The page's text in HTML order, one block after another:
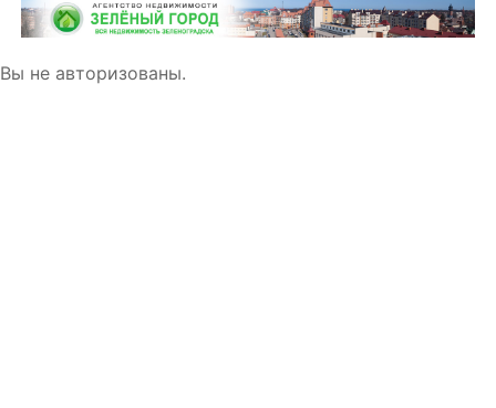
Вы не авторизованы.